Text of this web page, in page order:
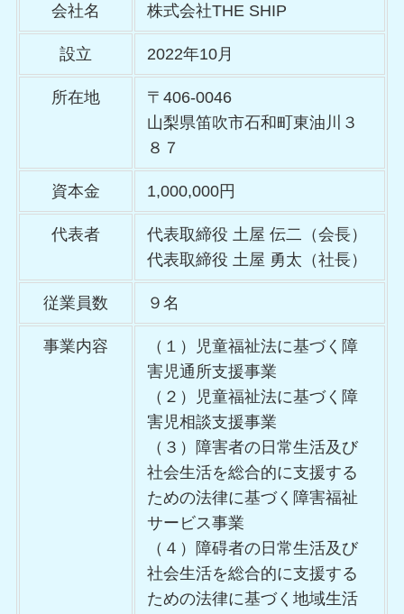
会社名 株式会社THE SHIP
設立 2022年10月
所在地
〒406-0046
山梨県笛吹市石和町東油川３
８７
資本金 1,000,000円
代表者
代表取締役 土屋 伝二（会長）
代表取締役 土屋 勇太（社長）
従業員数 ９名
事業内容
（１）児童福祉法に基づく障
害児通所支援事業
（２）児童福祉法に基づく障
害児相談支援事業
（３）障害者の日常生活及び
社会生活を総合的に支援する
ための法律に基づく障害福祉
サービス事業
（４）障碍者の日常生活及び
社会生活を総合的に支援する
ための法律に基づく地域生活